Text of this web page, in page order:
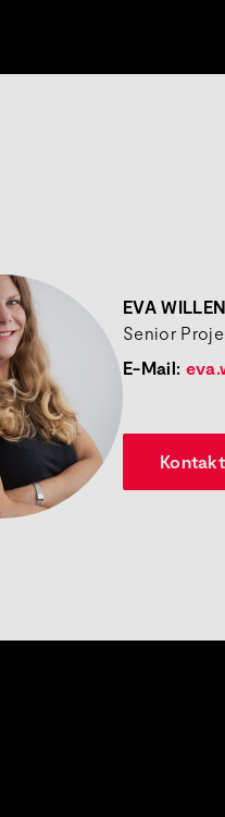
EVA
Senior
E-Mail:
Kontakt